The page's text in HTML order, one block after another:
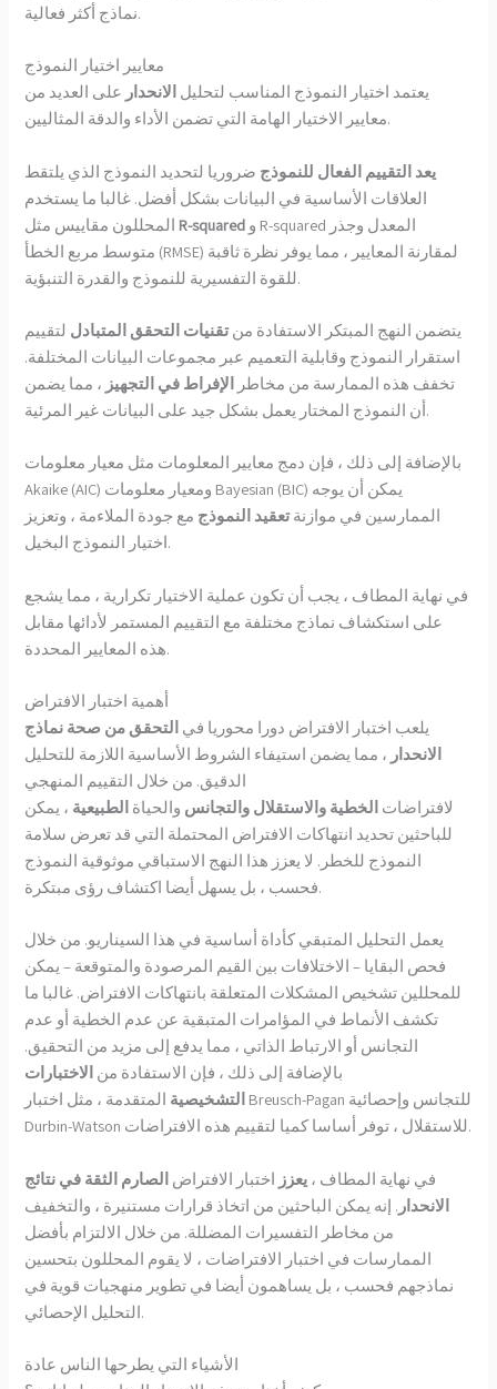
نماذج أكثر فعالية.
معايير اختيار النموذج
يعتمد اختيار النموذج المناسب لتحليل الانحدار على العديد من
معايير الاختيار الهامة التي تضمن الأداء والدقة المثاليين.
يعد التقييم الفعال للنموذج ضروريا لتحديد النموذج الذي يلتقط
العلاقات الأساسية في البيانات بشكل أفضل. غالبا ما يستخدم
R-squared
متوسط مربع الخطأ (RMSE) لمقارنة المعايير ، مما يوفر نظرة ثاقبة
للقوة التفسيرية للنموذج والقدرة التنبؤية.
يتضمن النهج المبتكر الاستفادة منتقنيات التحقق المتبادل لتقييم
استقرار النموذج وقابلية التعميم عبر مجموعات البيانات المختلفة.
تخفف هذه الممارسة من مخاطر الإفراط في التجهيز ، مما يضمن
أن النموذج المختار يعمل بشكل جيد على البيانات غير المرئية.
بالإضافة إلى ذلك ، فإن دمج معايير المعلومات مثل معيار معلومات
Akaike (AIC) ومعيار معلومات Bayesian (BIC) يمكن أن يوجه
الممارسين في موازنةتعقيد النموذج مع جودة الملاءمة ، وتعزيز
اختيار النموذج البخيل.
في نهاية المطاف ، يجب أن تكون عملية الاختيار تكرارية ، مما يشجع
على استكشاف نماذج مختلفة مع التقييم المستمر لأدائها مقابل
هذه المعايير المحددة.
أهمية اختبار الافتراض
يلعب اختبار الافتراض دورا محوريا في التحقق من صحة نماذج
الانحدار ، مما يضمن استيفاء الشروط الأساسية اللازمة للتحليل
الدقيق. من خلال التقييم المنهجي
لافتراضات الخطية والاستقلال والتجانس والحياة الطبيعية ، يمكن
للباحثين تحديد انتهاكات الافتراض المحتملة التي قد تعرض سلامة
النموذج للخطر. لا يعزز هذا النهج الاستباقي موثوقية النموذج
فحسب ، بل يسهل أيضا اكتشاف رؤى مبتكرة.
يعمل التحليل المتبقي كأداة أساسية في هذا السيناريو. من خلال
فحص البقايا – الاختلافات بين القيم المرصودة والمتوقعة – يمكن
للمحللين تشخيص المشكلات المتعلقة بانتهاكات الافتراض. غالبا ما
تكشف الأنماط في المؤامرات المتبقية عن عدم الخطية أو عدم
التجانس أو الارتباط الذاتي ، مما يدفع إلى مزيد من التحقيق.
بالإضافة إلى ذلك ، فإن الاستفادة من الاختبارات
التشخيصية المتقدمة ، مثل اختبار Breusch-Pagan للتجانس وإحصائية
Durbin-Watson للاستقلال ، توفر أساسا كميا لتقييم هذه الافتراضات.
في نهاية المطاف ، يعزز اختبار الافتراض الصارم الثقة في نتائج
الانحدار . إنه يمكن الباحثين من اتخاذ قرارات مستنيرة ، والتخفيف
من مخاطر التفسيرات المضللة. من خلال الالتزام بأفضل
الممارسات في اختبار الافتراضات ، لا يقوم المحللون بتحسين
نماذجهم فحسب ، بل يساهمون أيضا في تطوير منهجيات قوية في
التحليل الإحصائي.
الأشياء التي يطرحها الناس عادة